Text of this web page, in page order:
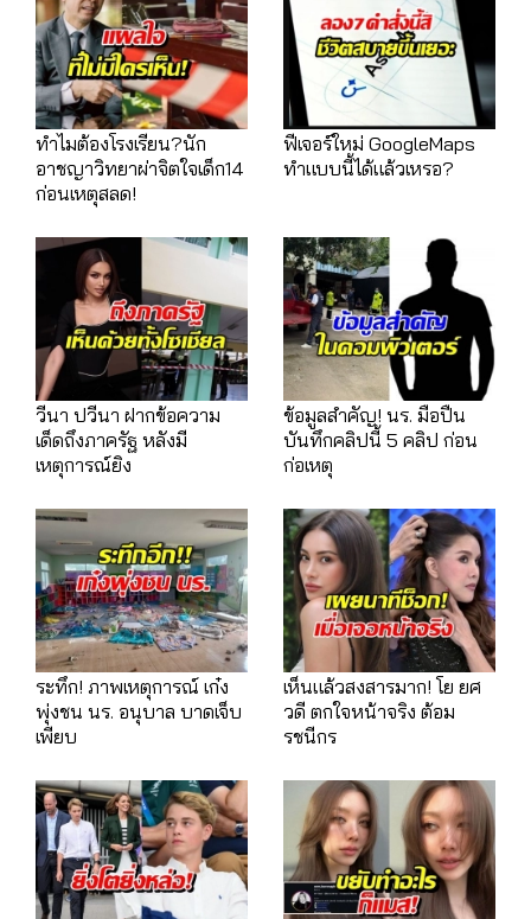
ทำไมต้องโรงเรียน?นัก
อาชญาวิทยาผ่าจิตใจเด็ก14
ก่อนเหตุสลด!
ฟีเจอร์ใหม่ GoogleMaps
ทำแบบนี้ได้แล้วเหรอ?
วีนา ปวีนา ฝากข้อความ
เด็ดถึงภาครัฐ หลังมี
เหตุการณ์ยิง
ข้อมูลสำคัญ! นร. มือปืน
บันทึกคลิปนี้ 5 คลิป ก่อน
ก่อเหตุ
ระทึก! ภาพเหตุการณ์ เก๋ง
พุ่งชน นร. อนุบาล บาดเจ็บ
เพียบ
เห็นแล้วสงสารมาก! โย ยศ
วดี ตกใจหน้าจริง ต้อม
รชนีกร